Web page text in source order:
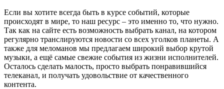
Если вы хотите всегда быть в курсе событий, которые
происходят в мире, то наш ресурс – это именно то, что нужно.
Так как на сайте есть возможность выбрать канал, на котором
регулярно транслируются новости со всех уголков планеты. А
также для меломанов мы предлагаем широкий выбор крутой
музыки, а ещё самые свежие события из жизни исполнителей.
Осталось сделать малость, просто выбрать понравившийся
телеканал, и получать удовольствие от качественного
контента.